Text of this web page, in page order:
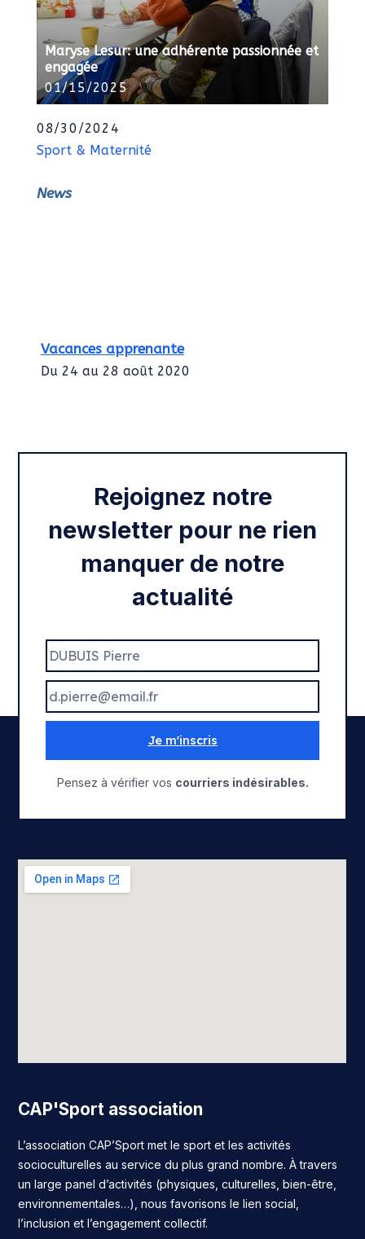
Maryse Lesur: une adhérente passionnée et
engagée
01/15/2025
08/30/2024
Sport & Maternité
News
Vacances apprenante
Du 24 au 28 août 2020
Rejoignez notre
newsletter pour ne rien
manquer de notre
actualité
Je m'inscris
Pensez à vérifier vos courriers indésirables.
CAP'Sport association
L’association CAP’Sport met le sport et les activités
socioculturelles au service du plus grand nombre. À travers
un large panel d’activités (physiques, culturelles, bien-être,
environnementales…), nous favorisons le lien social,
l’inclusion et l’engagement collectif.